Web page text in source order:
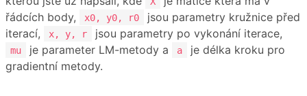
řádcích body,
x0, y0, r0
jsou parametry kružnice před
iterací,
x, y, r jsou parametry po vykonání iterace,
mu je parameter LM-metody a a
je délka kroku pro
gradientní metody.